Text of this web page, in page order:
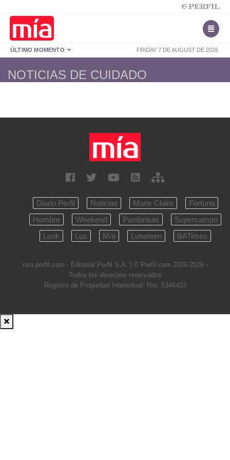
FRIDAY 7 DE AUGUST DE 2026
ÚLTIMO MOMENTO
NOTICIAS DE CUIDADO
Diario Perfil Noticias Marie Claire
Fortuna
Hombre
Weekend Parabrisas
Supercampo
Look
Luz Mía Lunateen BATimes
mia.perfil.com - Editorial Perfil S.A. | © Perfil.com 2006-2026 -
Todos los derechos reservados
Registro de Propiedad Intelectual: Nro. 5346433